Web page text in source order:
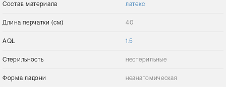
Состав материала латекс
Длина перчатки (см) 40
AQL 1.5
Стерильность нестерильные
Форма ладони неанатомическая